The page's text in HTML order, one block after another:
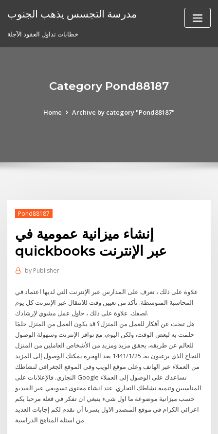
مدرسة التجسس يذهب الجنوب
خطابات تداول العقود الآجلة
Category Pond88187
Home Archive by category "Pond88187"
Pond88187
إنشاء ميزانية عمومية في
quickbooks عبر الإنترنت
by Publisher
علاوة على ذلك ، تعرف على المدارس عبر الإنترنت التي لديها اعتماد في
المحاسبة المتوسطة. تأكد من تعيين وقت للانتقال عبر الإنترنت كل يوم
لصفك. علاوة على ذلك ، حاول عمل مشوي لإرشادك.
هل تبحث عن أفكار للعمل من المنزل؟ قد يكون العمل من المنزل حلمًا
حلمت به لبعض الوقت، ولكن اليوم، مع توافر الإنترنت وسهولة الوصول
للعالم عن طريقه، يحقق مزيد ومزيد من الأشخاص العاملين من المنزل
النجاح الذي يرغبون به. 25‏‏/1‏‏/1441 بعد الهجرة يمكنك الوصول إلى المزيد
من العملاء عبر الهاتف وعلى موقع الويب وفي الموقع الجغرافي لنشاطك
التجاري. فالإعلانات على Google تساعدك على الوصول إلى العملاء
المناسبين وتنمية نشاطك التجاري. عند انشاء محتوى تسويقي عبر الفيديو
حسب ميزانية موضوعة ما اول شيء ينبغي ان تفكر في فعله مرحبا بكم
اعزائي الكرام في موقع المتصدر الاول يسرنا أن نقدم لكم إجابات العديد
من اسئلة المناهج الدراسية